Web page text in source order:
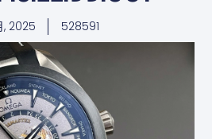
, 2025 528591